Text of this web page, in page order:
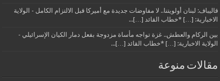
قاليباف: لبنان أولويتنا.. لا مفاوضات جديدة مع أميركا قبل الالتزام الكامل - الولاية
الاخبارية: […] *خطاب القائد […]...
بين الركام والعطش.. غزة تواجه مأساة مزدوجة بفعل دمار الكيان الإسرائيلي -
الولاية الاخبارية: […] *خطاب القائد […]...
مقالات منوعة